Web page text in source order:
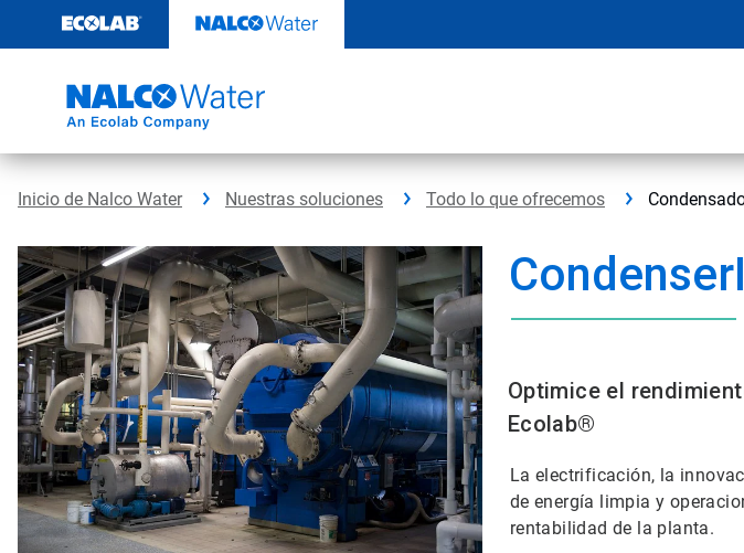
contenido
Inicio de Nalco Water Nuestras soluciones Todo lo que ofrecemos
Optimice el
Ecolab®
La electrificación, la
de energía limpia y
rentabilidad de la planta.